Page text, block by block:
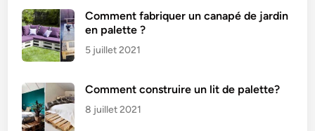
Comment fabriquer un canapé de jardin
en palette ?
5 juillet 2021
Comment construire un lit de palette?
8 juillet 2021